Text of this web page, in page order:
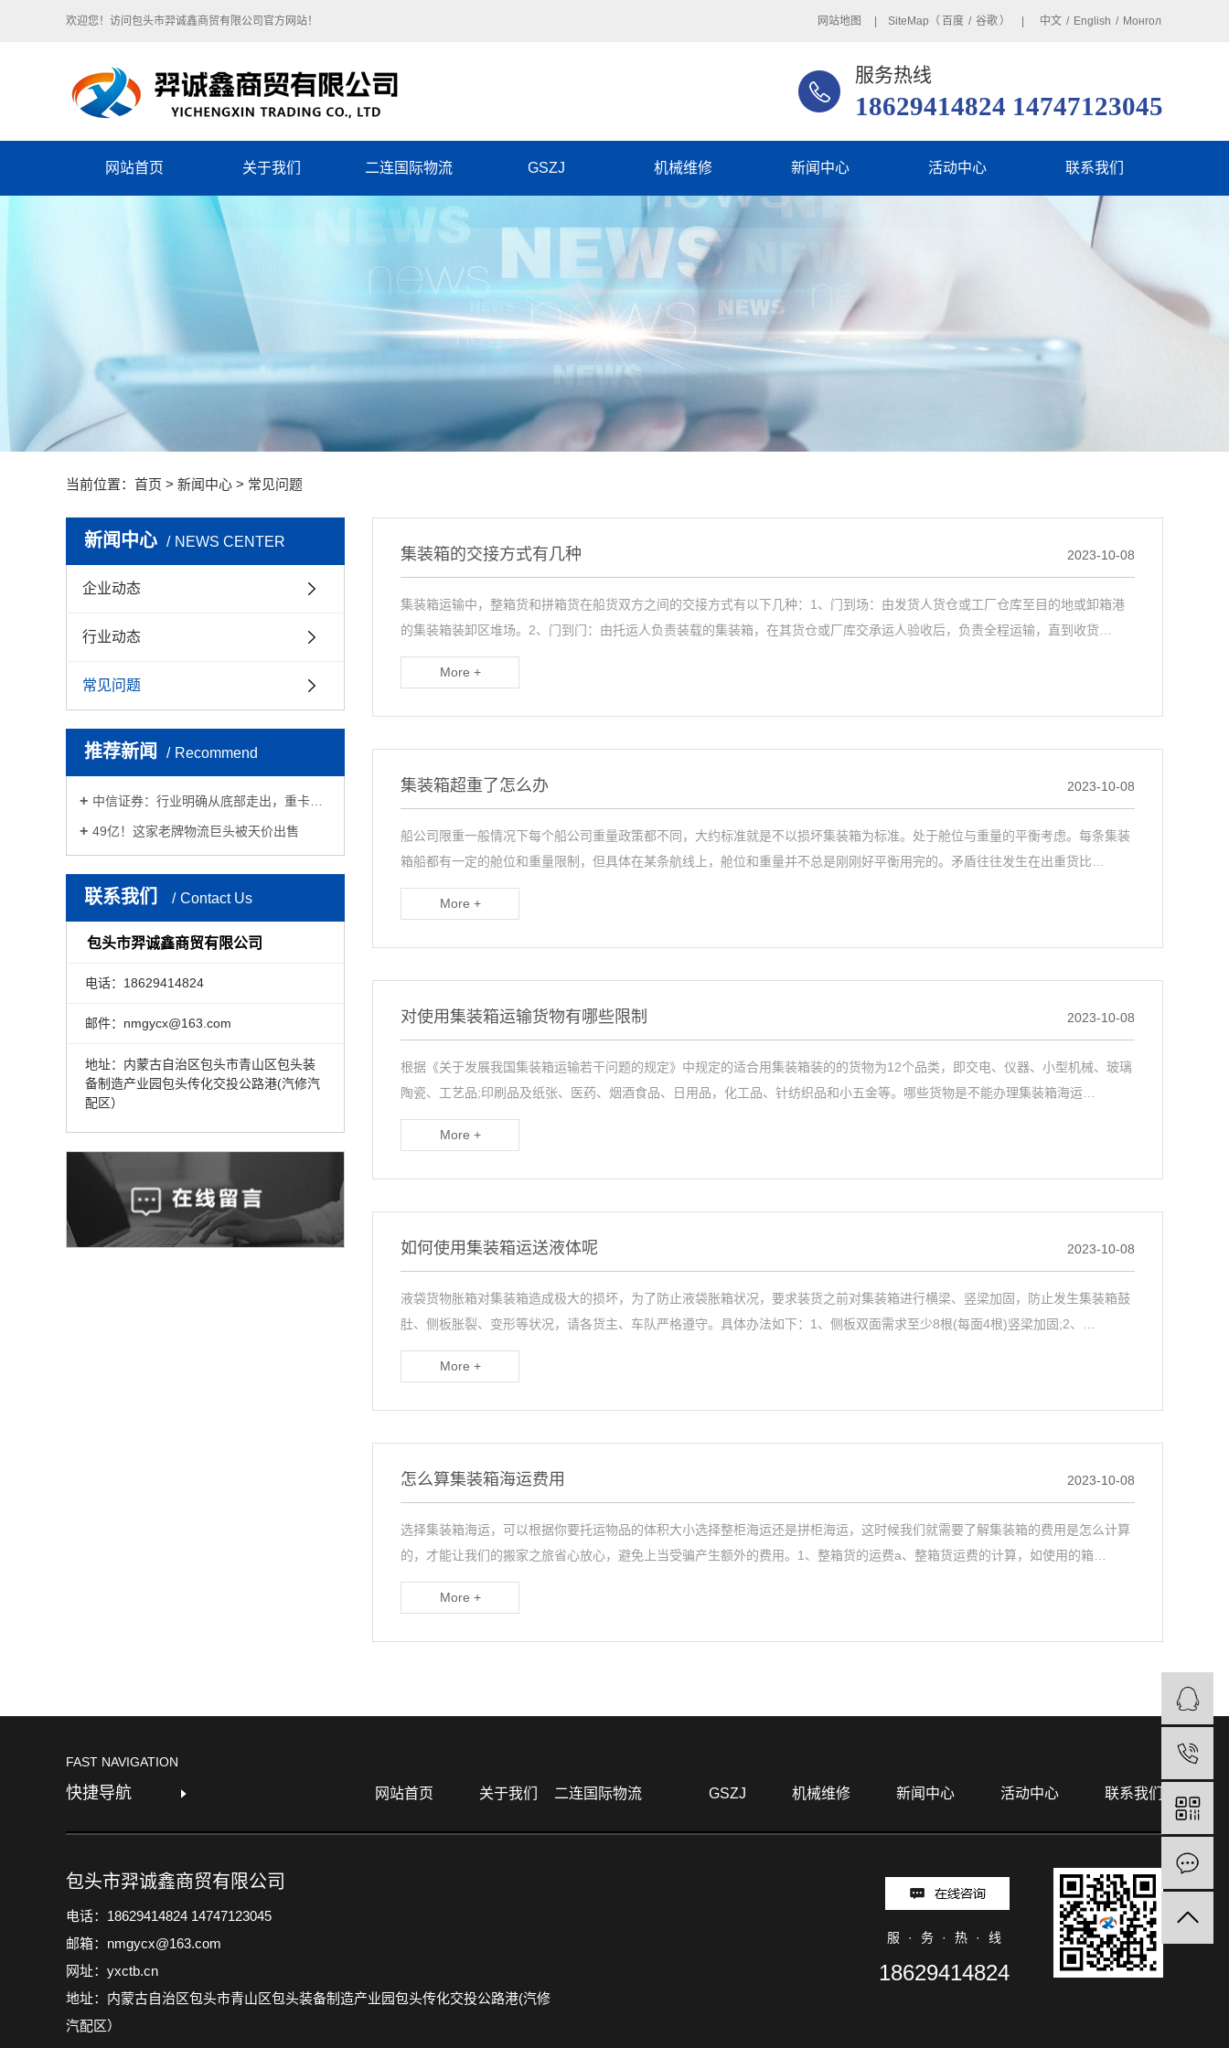
欢迎您！访问包头市羿诚鑫商贸有限公司官方网站！ 网站地图 | SiteMap（ 百度 / 谷歌 ） | 中文 / English / Монгол
服务热线
18629414824 14747123045
网站首页 关于我们
荣誉资质
二连国际物流 GSZJ 机械维修 新闻中心 活动中心 联系我们
在线留言
当前位置： 首页 > 新闻中心 > 常见问题
新闻中心 NEWS CENTER
企业动态
行业动态
常见问题
推荐新闻 Recommend
中信证券：行业明确从底部走出，重卡…
49亿！这家老牌物流巨头被天价出售
联系我们 Contact Us
包头市羿诚鑫商贸有限公司
电话：18629414824
邮件：nmgycx@163.com
地址：内蒙古自治区包头市青山区包头装
备制造产业园包头传化交投公路港(汽修汽
配区）
集装箱的交接方式有几种 2023-10-08
集装箱运输中，整箱货和拼箱货在船货双方之间的交接方式有以下几种：1、门到场：由发货人货仓或工厂仓库至目的地或卸箱港
的集装箱装卸区堆场。2、门到门：由托运人负责装载的集装箱，在其货仓或厂库交承运人验收后，负责全程运输，直到收货…
More +
集装箱超重了怎么办 2023-10-08
船公司限重一般情况下每个船公司重量政策都不同，大约标准就是不以损坏集装箱为标准。处于舱位与重量的平衡考虑。每条集装
箱船都有一定的舱位和重量限制，但具体在某条航线上，舱位和重量并不总是刚刚好平衡用完的。矛盾往往发生在出重货比…
More +
对使用集装箱运输货物有哪些限制 2023-10-08
根据《关于发展我国集装箱运输若干问题的规定》中规定的适合用集装箱装的的货物为12个品类，即交电、仪器、小型机械、玻璃
陶瓷、工艺品;印刷品及纸张、医药、烟酒食品、日用品，化工品、针纺织品和小五金等。哪些货物是不能办理集装箱海运…
More +
如何使用集装箱运送液体呢 2023-10-08
液袋货物胀箱对集装箱造成极大的损坏，为了防止液袋胀箱状况，要求装货之前对集装箱进行横梁、竖梁加固，防止发生集装箱鼓
肚、侧板胀裂、变形等状况，请各货主、车队严格遵守。具体办法如下：1、侧板双面需求至少8根(每面4根)竖梁加固;2、…
More +
怎么算集装箱海运费用 2023-10-08
选择集装箱海运，可以根据你要托运物品的体积大小选择整柜海运还是拼柜海运，这时候我们就需要了解集装箱的费用是怎么计算
的，才能让我们的搬家之旅省心放心，避免上当受骗产生额外的费用。1、整箱货的运费a、整箱货运费的计算，如使用的箱…
More +
FAST NAVIGATION
快捷导航 网站首页 关于我们 二连国际物流 GSZJ 机械维修 新闻中心 活动中心 联系我们
包头市羿诚鑫商贸有限公司
电话：18629414824 14747123045
邮箱：nmgycx@163.com
网址：yxctb.cn
地址：内蒙古自治区包头市青山区包头装备制造产业园包头传化交投公路港(汽修
汽配区）
服·务·热·线
18629414824